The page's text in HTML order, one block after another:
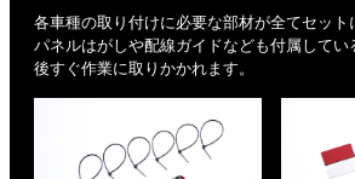
各車種の取り付けに必要な部材が全てセット
パネルはがしや配線ガイドなども付属して
後すぐ作業に取りかかれます。